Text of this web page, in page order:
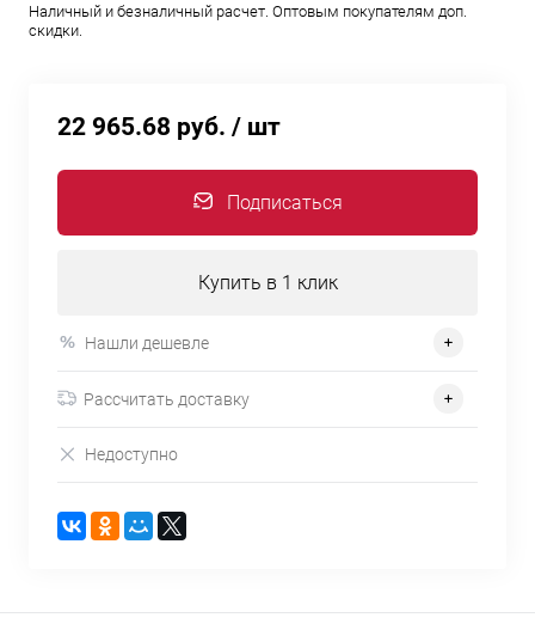
Наличный и безналичный расчет. Оптовым покупателям доп.
скидки.
22 965.68 руб. / шт
Подписаться
Купить в 1 клик
Нашли дешевле
Рассчитать доставку
Недоступно